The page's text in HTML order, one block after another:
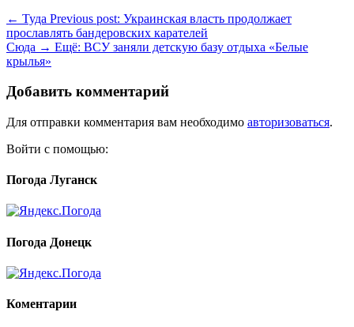
← Туда Previous post: Украинская власть продолжает
прославлять бандеровских карателей
Сюда → Ещё: ВСУ заняли детскую базу отдыха «Белые
крылья»
Добавить комментарий
Для отправки комментария вам необходимо авторизоваться.
Войти с помощью:
Погода Луганск
Погода Донецк
Коментарии